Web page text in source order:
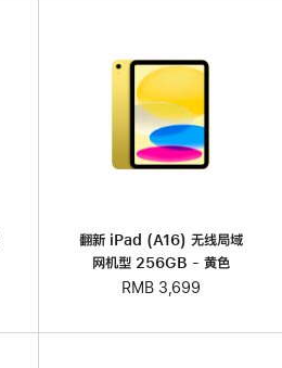
翻新 iPad (A16) 无线局域
网机型 256GB - 黄色
RMB 3,699